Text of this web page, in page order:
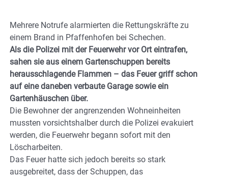
Mehrere Notrufe alarmierten die Rettungskräfte zu
einem Brand in Pfaffenhofen bei Schechen.
Als die Polizei mit der Feuerwehr vor Ort eintrafen,
sahen sie aus einem Gartenschuppen bereits
herausschlagende Flammen – das Feuer griff schon
auf eine daneben verbaute Garage sowie ein
Gartenhäuschen über.
Die Bewohner der angrenzenden Wohneinheiten
mussten vorsichtshalber durch die Polizei evakuiert
werden, die Feuerwehr begann sofort mit den
Löscharbeiten.
Das Feuer hatte sich jedoch bereits so stark
ausgebreitet, dass der Schuppen, das